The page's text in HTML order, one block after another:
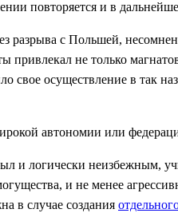
повторяется и в
разрыва с Польшей,
не только
осуществление в так
автономии или
и логически неизбежным,
и не менее
в случае создания